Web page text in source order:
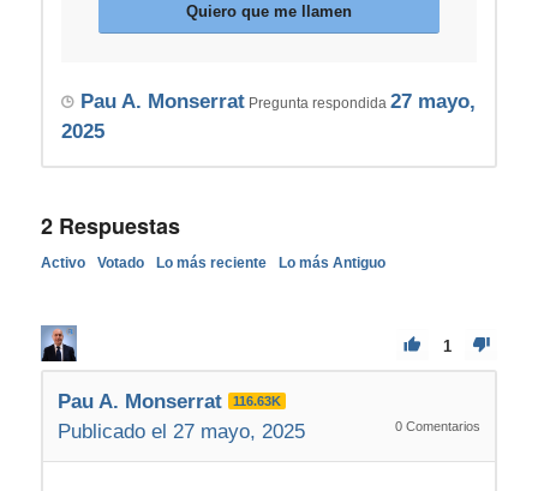
Quiero que me llamen
Pau A. MonserratPregunta respondida 27 mayo,
2025
2Respuestas
Activo Votado Lo más reciente Lo más Antiguo
1
Pau A. Monserrat 116.63K
Publicado el 27 mayo, 2025 0 Comentarios